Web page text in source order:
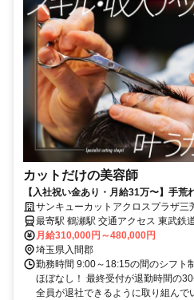
カットだけの美容師
【入社祝い金あり・月給31万〜】手
店「サンキューカット」｜ブランクOK
サンキューカットアクロスプラザ三
最寄駅 鶴瀬駅 交通アクセス 東武鉄道東上本線「鶴瀬駅」より車で6
分
月給310,000円～480,000円
埼玉県入間郡
勤務時間 9:00～18:15の間のシフト
ほぼなし！ 最終受付が退勤時間の
全員が退社できるように取り組んで